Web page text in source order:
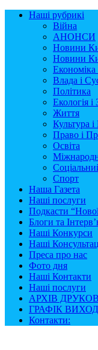
Наші рубрикі
Війна
АНОНСИ
Новини
Новини
Економіка
Влада і
Політика
Екологія і
Життя
Культура
Право і
Освіта
Спорт
Наша Газета
Наші послуги
Подкасти
Блоги та
Наші Конкурси
Наші
Преса про нас
Фото дня
Наші Контакти
Наші послуги
АРХІВ
ГРАФІК
Контакти: